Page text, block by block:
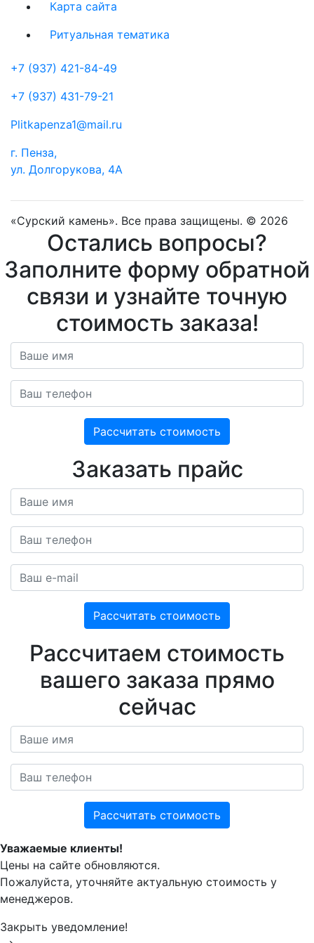
Карта сайта
Ритуальная тематика
+7 (937) 421-84-49
+7 (937) 431-79-21
Plitkapenza1@mail.ru
г. Пенза,
ул. Долгорукова, 4А
«Сурский камень». Все права защищены. © 2026
Остались вопросы?
Заполните форму обратной
связи и узнайте точную
стоимость заказа!
Рассчитать стоимость
Заказать прайс
Рассчитать стоимость
Расcчитаем стоимость
вашего заказа прямо
сейчас
Рассчитать стоимость
Уважаемые клиенты!
Цены на сайте обновляются.
Пожалуйста, уточняйте актуальную стоимость у
менеджеров.
Закрыть уведомление!